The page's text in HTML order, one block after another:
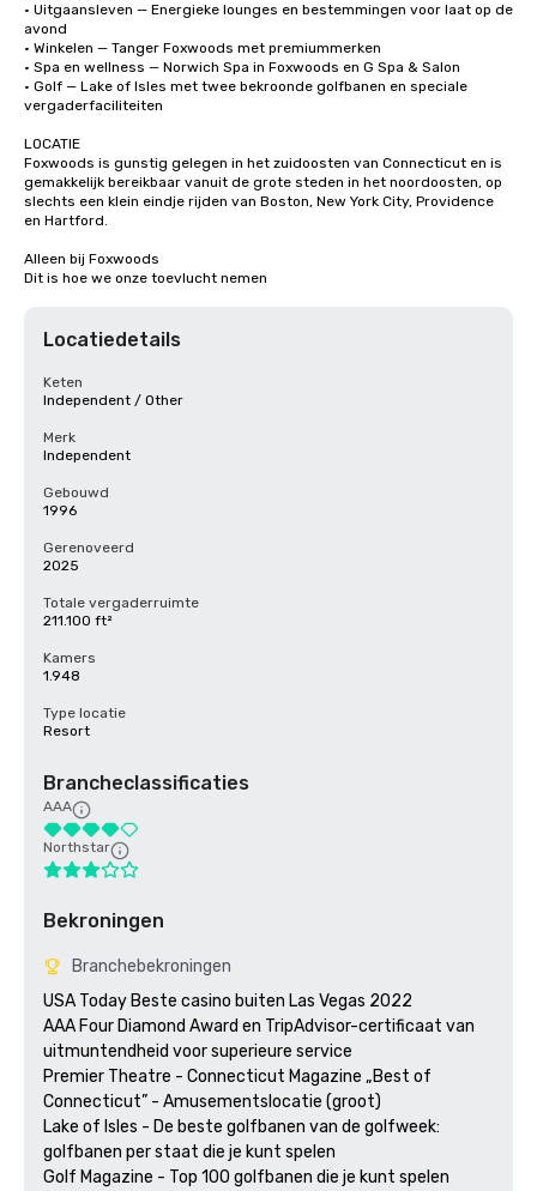
• Uitgaansleven — Energieke lounges en bestemmingen voor laat op de
avond
• Winkelen — Tanger Foxwoods met premiummerken
• Spa en wellness — Norwich Spa in Foxwoods en G Spa & Salon
• Golf — Lake of Isles met twee bekroonde golfbanen en speciale
vergaderfaciliteiten
LOCATIE
Foxwoods is gunstig gelegen in het zuidoosten van Connecticut en is
gemakkelijk bereikbaar vanuit de grote steden in het noordoosten, op
slechts een klein eindje rijden van Boston, New York City, Providence
en Hartford.
Alleen bij Foxwoods
Dit is hoe we onze toevlucht nemen
Locatiedetails
Keten
Independent / Other
Merk
Independent
Gebouwd
1996
Gerenoveerd
2025
Totale vergaderruimte
211.100 ft²
Kamers
1.948
Type locatie
Resort
Brancheclassificaties
AAA
Northstar
Bekroningen
Branchebekroningen
USA Today Beste casino buiten Las Vegas 2022
AAA Four Diamond Award en TripAdvisor-certificaat van
uitmuntendheid voor superieure service
Premier Theatre - Connecticut Magazine „Best of
Connecticut” - Amusementslocatie (groot)
Lake of Isles - De beste golfbanen van de golfweek:
golfbanen per staat die je kunt spelen
Golf Magazine - Top 100 golfbanen die je kunt spelen